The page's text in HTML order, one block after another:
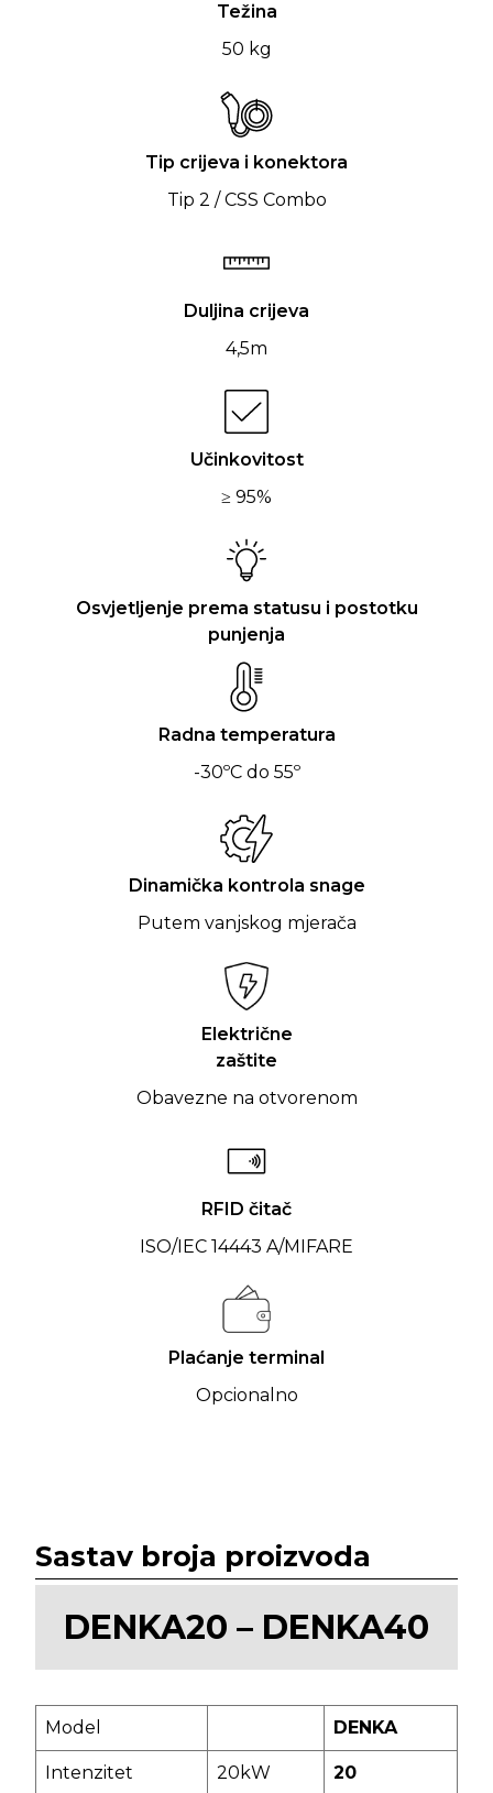
Težina
50 kg
Tip crijeva i konektora
Tip 2 / CSS Combo
Duljina crijeva
4,5m
Učinkovitost
≥ 95%
Osvjetljenje prema statusu i postotku
punjenja
Radna temperatura
-30ºC do 55º
Dinamička kontrola snage
Putem vanjskog mjerača
Električne
zaštite
Obavezne na otvorenom
RFID čitač
ISO/IEC 14443 A/MIFARE
Plaćanje terminal
Opcionalno
Sastav broja proizvoda
DENKA20 – DENKA40
Model DENKA
Intenzitet 20kW 20